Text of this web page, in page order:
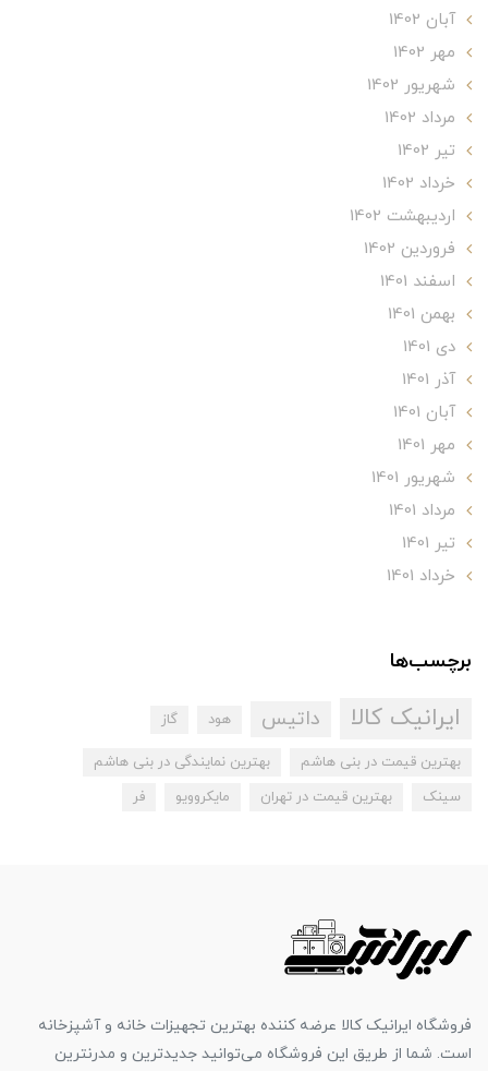
آبان 1402
مهر 1402
شهریور 1402
مرداد 1402
تير 1402
خرداد 1402
ارديبهشت 1402
فروردین 1402
اسفند 1401
بهمن 1401
دی 1401
آذر 1401
آبان 1401
مهر 1401
شهریور 1401
مرداد 1401
تير 1401
خرداد 1401
برچسب‌ها
ایرانیک کالا داتیس هود گاز
بهترین قیمت در بنی هاشم
بهترین نمایندگی در بنی هاشم
سینک
بهترین قیمت در تهران مایکروویو فر
فروشگاه ایرانیک کالا عرضه کننده بهترین تجهیزات خانه و آشپزخانه
است. شما از طریق این فروشگاه می‌توانید جدیدترین و مدرنترین